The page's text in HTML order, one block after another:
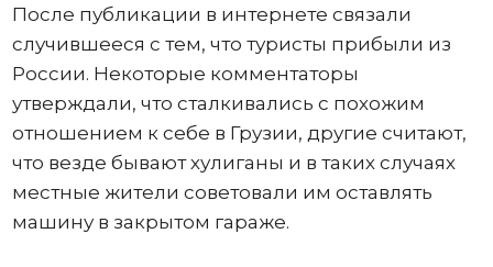
После публикации в интернете связали
случившееся с тем, что туристы прибыли из
России. Некоторые комментаторы
утверждали, что сталкивались с похожим
отношением к себе в Грузии, другие считают,
что везде бывают хулиганы и в таких случаях
местные жители советовали им оставлять
машину в закрытом гараже.